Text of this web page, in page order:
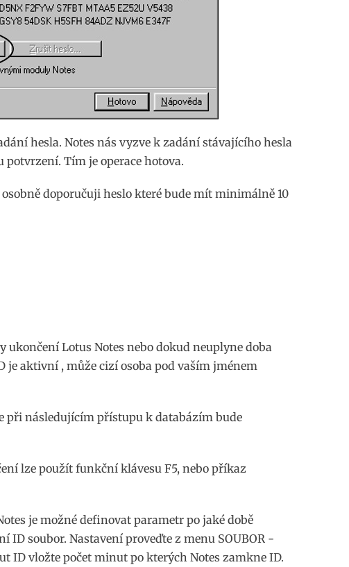
hesla. Notes nás vyzve k zadání stávajícího hesla
potvrzení. Tím je operace hotova.
doporučuji heslo které bude mít minimálně 10
ukončení Lotus Notes nebo dokud neuplyne doba
je aktivní , může cizí osoba pod vaším jménem
při následujícím přístupu k databázím bude
lze použít funkční klávesu F5, nebo příkaz
je možné definovat parametr po jaké době
soubor. Nastavení proveďte z menu SOUBOR -
ID vložte počet minut po kterých Notes zamkne ID.